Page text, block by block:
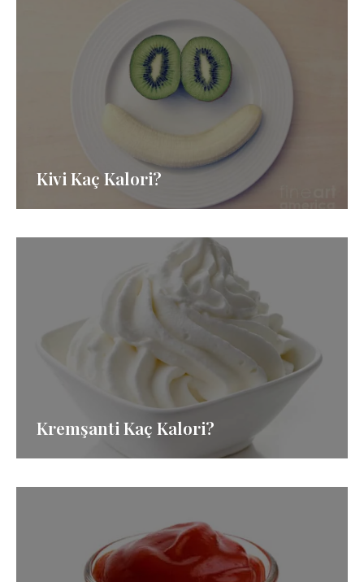
Kivi Kaç Kalori?
Kremşanti Kaç Kalori?